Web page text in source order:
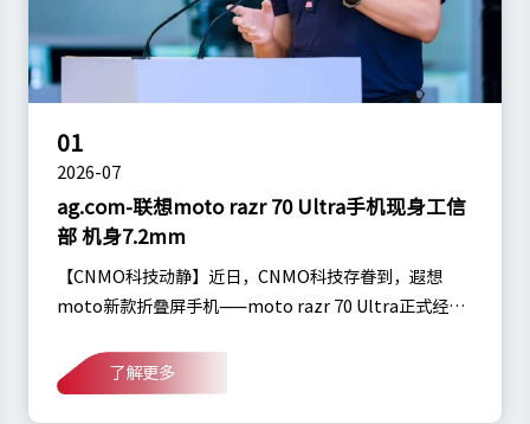
01
2026-07
ag.com-联想moto razr 70 Ultra手机现身工信
部 机身7.2mm
【CNMO科技动静】近日，CNMO科技存眷到，遐想
moto新款折叠屏手机——moto razr 70 Ultra正式经由
19日正式发布。作为m
了解更多